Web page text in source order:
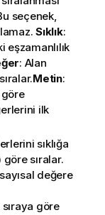
seçenek,
Sıklık:
eşzamanlılık
: Alan
Metin:
ilk
sıklığa
göre sıralar.
değere
göre